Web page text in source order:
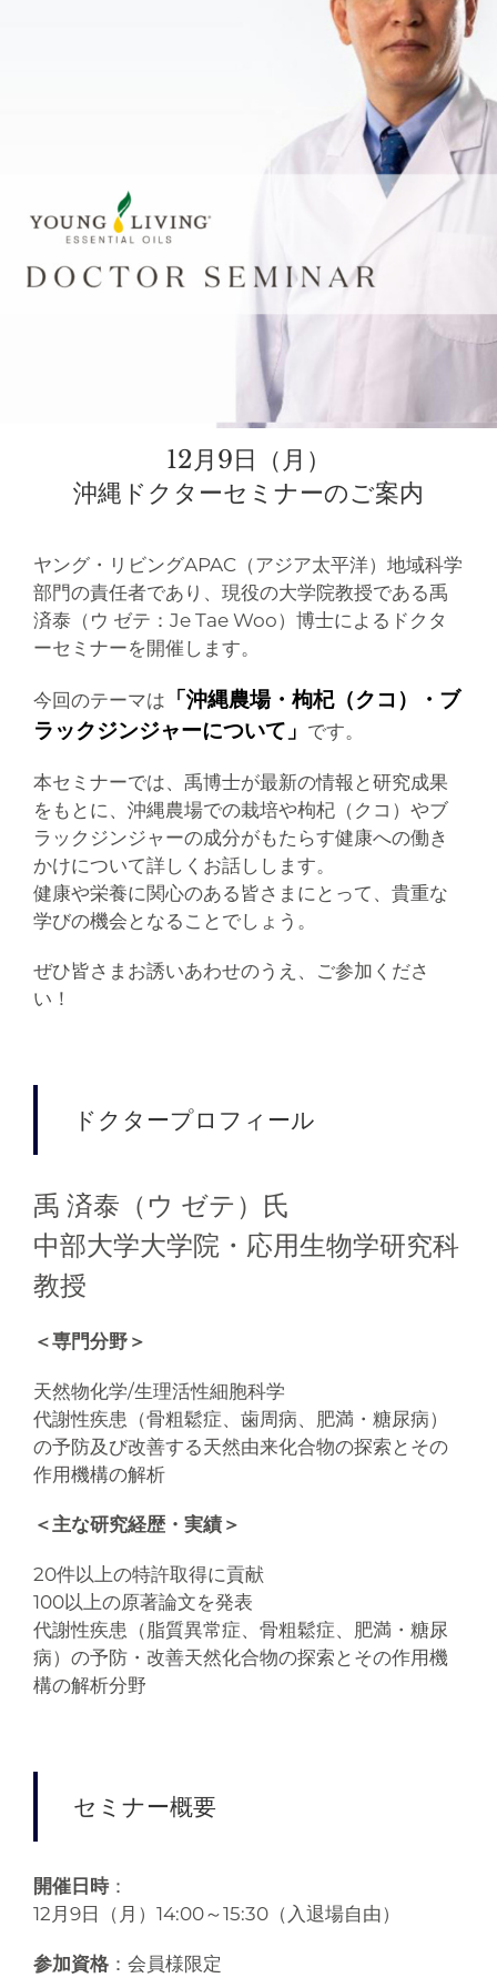
12月9日（月）
沖縄ドクターセミナーのご案内
ヤング・リビングAPAC（アジア太平洋）地域科学
部門の責任者であり、現役の大学院教授である禹
済泰（ウ ゼテ：Je Tae Woo）博士によるドクタ
ーセミナーを開催します。
今回のテーマは 「沖縄農場・枸杞（クコ）・ブ
ラックジンジャーについて」 です。
本セミナーでは、禹博士が最新の情報と研究成果
をもとに、沖縄農場での栽培や枸杞（クコ）やブ
ラックジンジャーの成分がもたらす健康への働き
かけについて詳しくお話しします。
健康や栄養に関心のある皆さまにとって、貴重な
学びの機会となることでしょう。
ぜひ皆さまお誘いあわせのうえ、ご参加くださ
い！
ドクタープロフィール
禹 済泰（ウ ゼテ）氏
中部大学大学院・応用生物学研究科
教授
＜専門分野＞
天然物化学/生理活性細胞科学
代謝性疾患（骨粗鬆症、歯周病、肥満・糖尿病）
の予防及び改善する天然由来化合物の探索とその
作用機構の解析
＜主な研究経歴・実績＞
20件以上の特許取得に貢献
100以上の原著論文を発表
代謝性疾患（脂質異常症、骨粗鬆症、肥満・糖尿
病）の予防・改善天然化合物の探索とその作用機
構の解析分野
セミナー概要
開催日時：
12月9日（月）14:00～15:30（入退場自由）
参加資格：会員様限定